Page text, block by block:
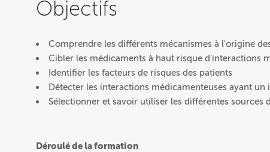
Objectifs
Comprendre les différents mécanismes à l'origine
Cibler les médicaments à haut risque d'interactions
Identifier les facteurs de risques des patients
Détecter les interactions médicamenteuses ayant
Sélectionner et savoir utiliser les différentes sources
Déroulé de la formation